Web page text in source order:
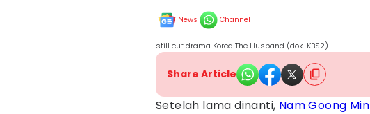
News Channel
still cut drama Korea The Husband (dok. KBS2)
Share Article
Setelah lama dinanti, Nam Goong Min